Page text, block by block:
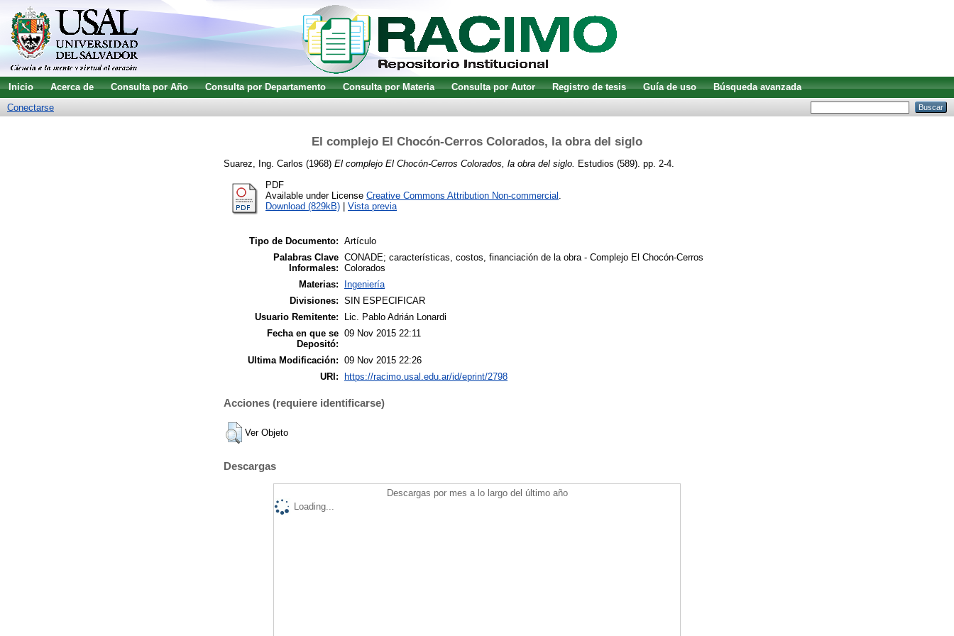
Inicio Acerca de Consulta por Año Consulta por Departamento Consulta por Materia Consulta por Autor Registro de tesis Guía de uso
Búsqueda avanzada
Conectarse
El complejo El Chocón-Cerros Colorados, la obra del siglo
Suarez, Ing. Carlos (1968) El complejo El Chocón-Cerros Colorados, la obra del siglo. Estudios (589). pp. 2-4.
PDF
Available under License Creative Commons Attribution Non-commercial .
Download (829kB)
Vista previa
Tipo de Documento: Artículo
Palabras Clave
Informales:
CONADE; características, costos, financiación de la obra - Complejo El Chocón-Cerros
Colorados
Materias:
Ingeniería
Divisiones: SIN ESPECIFICAR
Usuario Remitente:
Lic. Pablo Adrián Lonardi
Fecha en que se
Depositó:
09 Nov 2015 22:11
Ultima Modificación: 09 Nov 2015 22:26
URI:
https://racimo.usal.edu.ar/id/eprint/2798
Acciones (requiere identificarse)
Ver Objeto
Descargas
Descargas por mes a lo largo del último año
Loading...